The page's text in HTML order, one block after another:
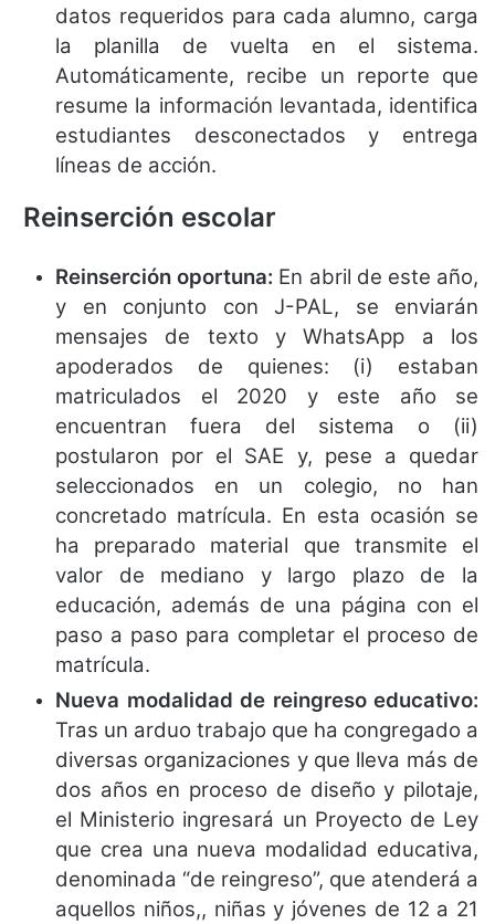
datos requeridos para cada alumno, carga
la planilla de vuelta en el sistema.
Automáticamente, recibe un reporte que
resume la información levantada, identifica
estudiantes desconectados y entrega
líneas de acción.
Reinserción escolar
Reinserción oportuna: En abril de este año,
y en conjunto con J-PAL, se enviarán
mensajes de texto y WhatsApp a los
apoderados de quienes: (i) estaban
matriculados el 2020 y este año se
encuentran fuera del sistema o (ii)
postularon por el SAE y, pese a quedar
seleccionados en un colegio, no han
concretado matrícula. En esta ocasión se
ha preparado material que transmite el
valor de mediano y largo plazo de la
educación, además de una página con el
paso a paso para completar el proceso de
matrícula.
Nueva modalidad de reingreso educativo:
Tras un arduo trabajo que ha congregado a
diversas organizaciones y que lleva más de
dos años en proceso de diseño y pilotaje,
el Ministerio ingresará un Proyecto de Ley
que crea una nueva modalidad educativa,
denominada “de reingreso”, que atenderá a
aquellos niños,, niñas y jóvenes de 12 a 21